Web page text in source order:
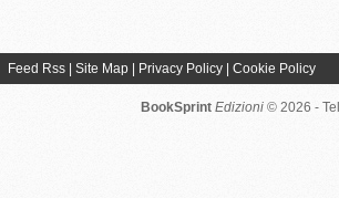
Feed Rss Site Map Privacy Policy Cookie Policy
BookSprint Edizioni © 2026 -